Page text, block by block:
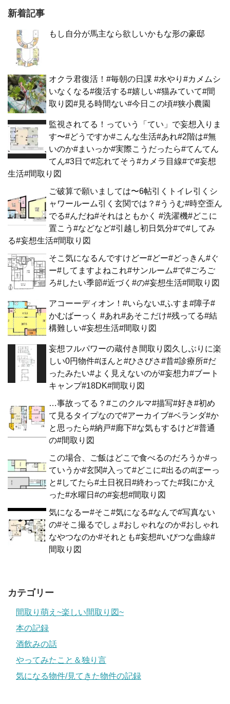
新着記事
もし自分が馬主なら欲しいかもな形の豪邸
オクラ君復活！#毎朝の日課 #水やり#カメムシ
いなくなる#復活する#嬉しい#猫みていて#間
取り図#見る時間ない#今日この頃#狭小農園
監視されてる！っていう「てい」で妄想入りま
す〜#どうですか#こんな生活#あれ#2階は#無
いのか#まいっか#実際こうだったら#てんてん
てん#3日で#忘れてそう#カメラ目線#で#妄想
生活#間取り図
ご破算で願いましては〜6帖引くトイレ引くシ
ャワールーム引く玄関では？#ううむ#時空歪ん
でる#んだね#それはともかく #洗濯機#どこに
置こう#などなど#引越し初日気分#で#してみ
る#妄想生活#間取り図
そこ気になるんですけどー#どー#どっきん#ぐ
ー#してますよねこれ#サンルーム#で#ごろご
ろ#したい季節#近づく#の#妄想生活#間取り図
アコーーディオン！#いらない#ふすま#障子#
かむばーっく #あれ#あそこだけ#残ってる#結
構難しい#妄想生活#間取り図
妄想フルパワーの蔵付き間取り図久しぶりに楽
しい0円物件#ほんと#ひさびさ#昔#診療所#だ
ったみたい#よく見えないのが#妄想力#ブート
キャンプ#18DK#間取り図
…事故ってる？#このクルマ#描写#好き#初め
て見るタイプなので#アーカイブ#ベランダ#か
と思ったら#納戸#廊下#な気もするけど#普通
の#間取り図
この場合、ご飯はどこで食べるのだろうか#っ
ていうか#玄関#入って#どこに#出るの#ぼーっ
と#してたら#土日祝日#終わってた#我にかえ
った#水曜日#の#妄想#間取り図
気になるー#そこ#気になる#なんで#写真ない
の#そこ撮るでしょ#おしゃれなのか#おしゃれ
なやつなのか#それとも#妄想#いびつな曲線#
間取り図
カテゴリー
間取り萌え~楽しい間取り図~
本の記録
酒飲みの話
やってみたこと＆独り言
気になる物件/見てきた物件の記録